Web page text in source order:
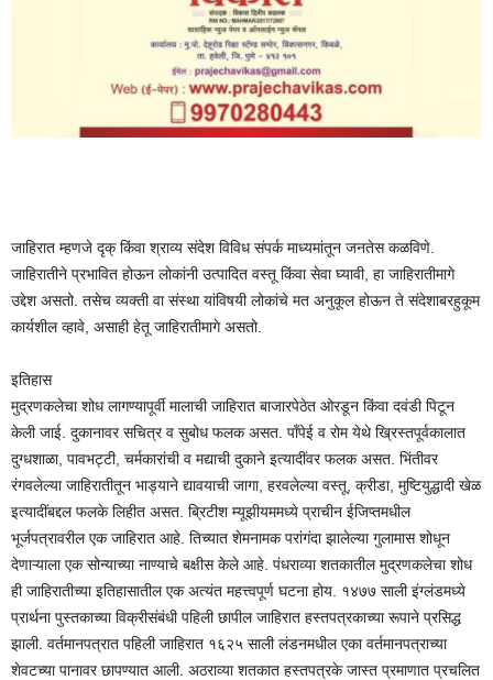
जाहिरात म्हणजे दृक् किंवा श्राव्य संदेश विविध संपर्क माध्यमांतून जनतेस कळविणे.
जाहिरातीने प्रभावित होऊन लोकांनी उत्पादित वस्तू किंवा सेवा घ्यावी, हा जाहिरातीमागे
उद्देश असतो. तसेच व्यक्ती वा संस्था यांविषयी लोकांचे मत अनुकूल होऊन ते संदेशाबरहुकूम
कार्यशील व्हावे, असाही हेतू जाहिरातीमागे असतो.
इतिहास
मुद्रणकलेचा शोध लागण्यापूर्वी मालाची जाहिरात बाजारपेठेत ओरडून किंवा दवंडी पिटून
केली जाई. दुकानावर सचित्र व सुबोध फलक असत. पाँपेई व रोम येथे ख्रिस्तपूर्वकालात
दुग्धशाळा, पावभट्टी, चर्मकारांची व मद्याची दुकाने इत्यादींवर फलक असत. भिंतीवर
रंगवलेल्या जाहिरातीतून भाड्याने द्यावयाची जागा, हरवलेल्या वस्तू, क्रीडा, मुष्टियुद्धादी खेळ
इत्यादींबद्दल फलके लिहीत असत. ब्रिटीश म्यूझीयममध्ये प्राचीन ईजिप्तमधील
भूर्जपत्रावरील एक जाहिरात आहे. तिच्यात शेमनामक परांगंदा झालेल्या गुलामास शोधून
देणाऱ्याला एक सोन्याच्या नाण्याचे बक्षीस केले आहे. पंधराव्या शतकातील मुद्रणकलेचा शोध
ही जाहिरातीच्या इतिहासातील एक अत्यंत महत्त्वपूर्ण घटना होय. १४७७ साली इंग्लंडमध्ये
प्रार्थना पुस्तकाच्या विक्रीसंबंधी पहिली छापील जाहिरात हस्तपत्रकाच्या रूपाने प्रसिद्ध
झाली. वर्तमानपत्रात पहिली जाहिरात १६२५ साली लंडनमधील एका वर्तमानपत्राच्या
शेवटच्या पानावर छापण्यात आली. अठराव्या शतकात हस्तपत्रके जास्त प्रमाणात प्रचलित